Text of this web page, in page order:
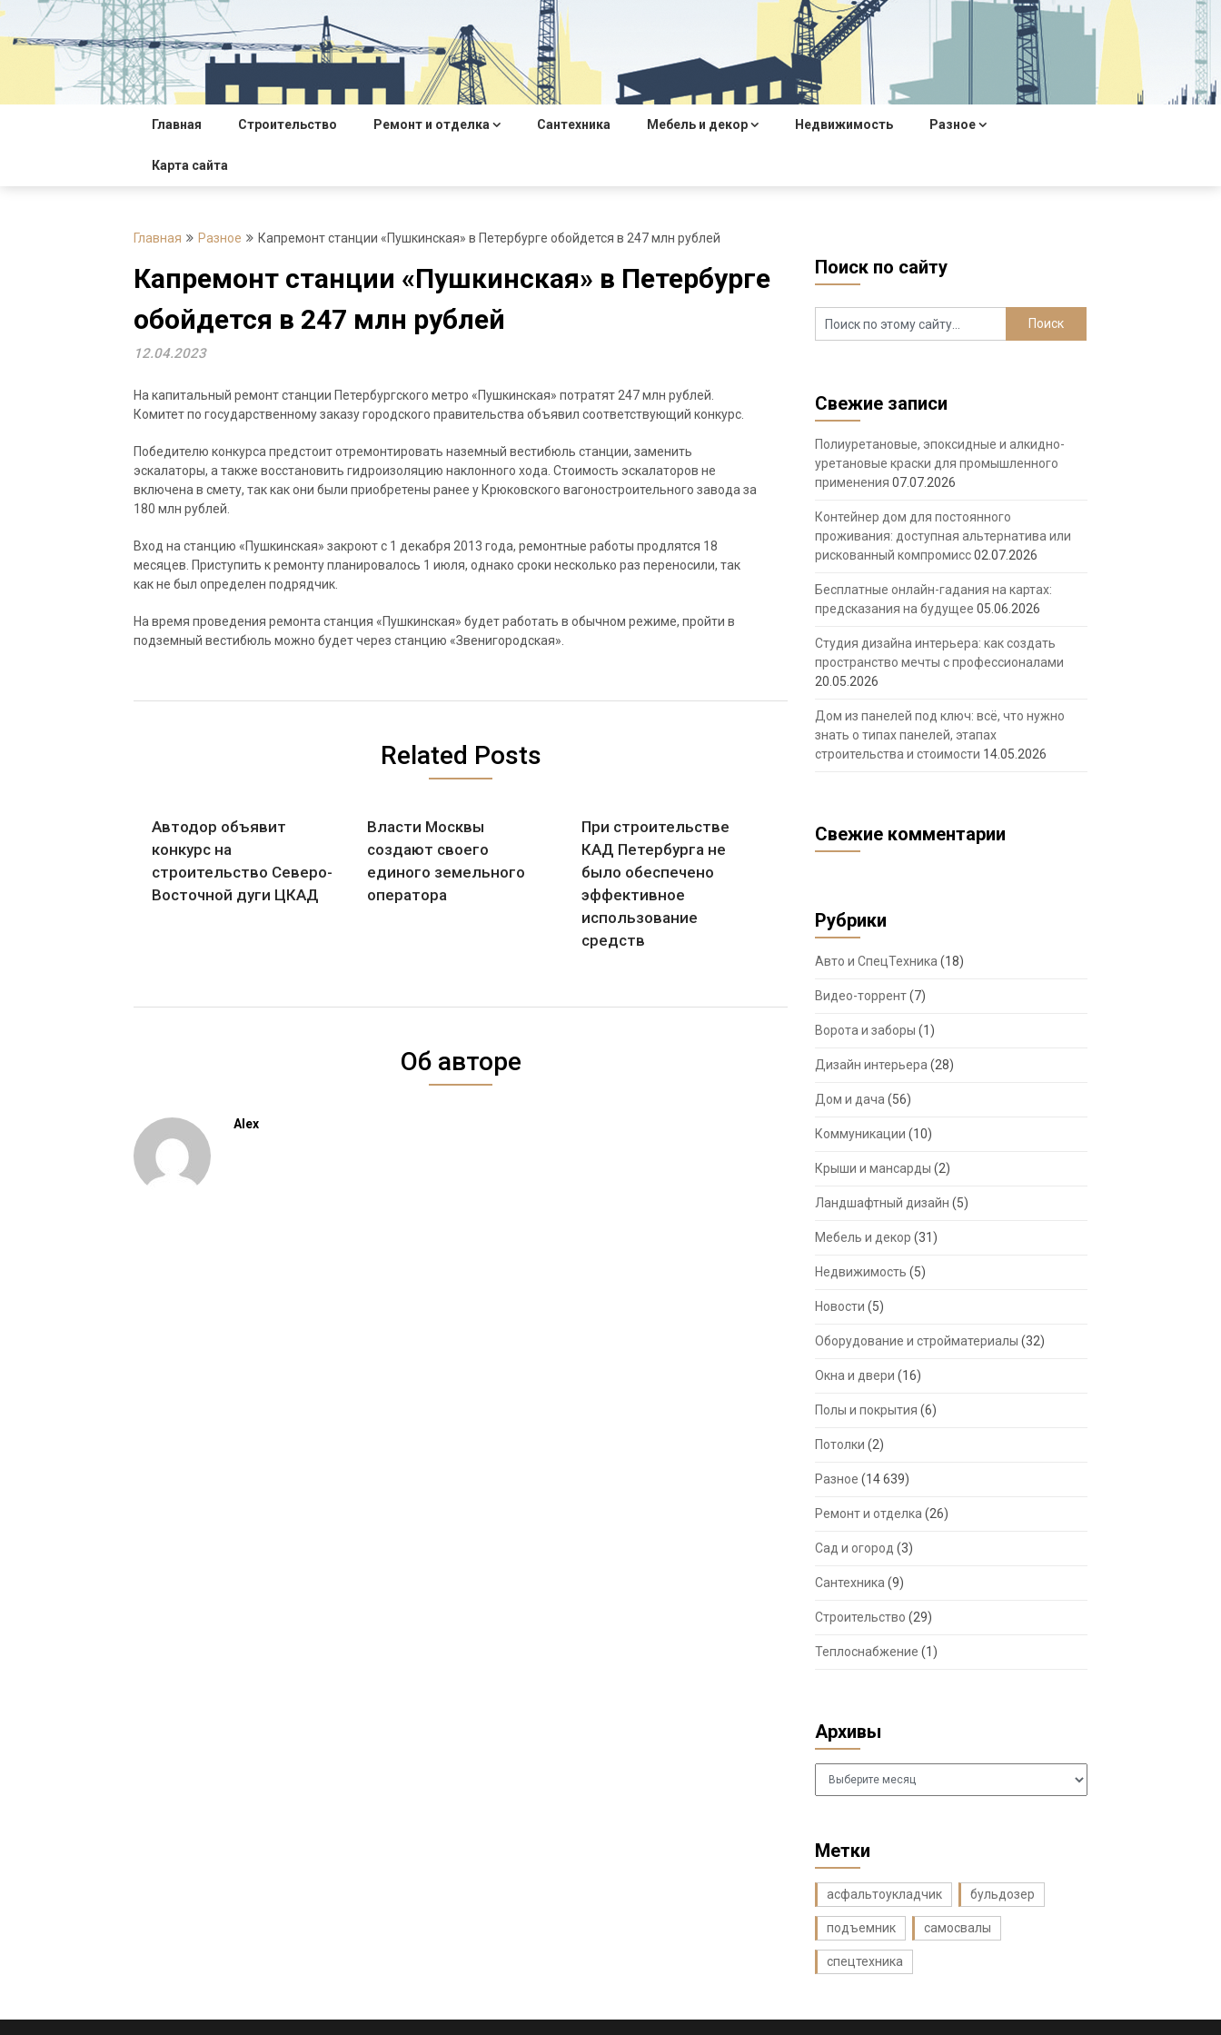
Перейти
содержимому
Главная Строительство Ремонт и отделка Сантехника Мебель и декор Недвижимость Разное
Карта сайта
Главная Разное Капремонт станции «Пушкинская» в Петербурге обойдется в 247 млн рублей
Капремонт станции «Пушкинская» в Петербурге
обойдется в 247 млн рублей
12.04.2023
На капитальный ремонт станции Петербургского метро «Пушкинская» потратят 247 млн рублей.
Комитет по государственному заказу городского правительства объявил соответствующий конкурс.
Победителю конкурса предстоит отремонтировать наземный вестибюль станции, заменить
эскалаторы, а также восстановить гидроизоляцию наклонного хода. Стоимость эскалаторов не
включена в смету, так как они были приобретены ранее у Крюковского вагоностроительного завода за
180 млн рублей.
Вход на станцию «Пушкинская» закроют с 1 декабря 2013 года, ремонтные работы продлятся 18
месяцев. Приступить к ремонту планировалось 1 июля, однако сроки несколько раз переносили, так
как не был определен подрядчик.
На время проведения ремонта станция «Пушкинская» будет работать в обычном режиме, пройти в
подземный вестибюль можно будет через станцию «Звенигородская».
Related Posts
Автодор объявит
конкурс на
строительство Северо-
Восточной дуги ЦКАД
Власти Москвы
создают своего
единого земельного
оператора
При строительстве
КАД Петербурга не
было обеспечено
эффективное
использование
средств
Об авторе
Alex
Поиск по сайту
Свежие записи
Полиуретановые, эпоксидные и алкидно-
уретановые краски для промышленного
применения 07.07.2026
Контейнер дом для постоянного
проживания: доступная альтернатива или
рискованный компромисс02.07.2026
Бесплатные онлайн-гадания на картах:
предсказания на будущее 05.06.2026
Студия дизайна интерьера: как создать
пространство мечты с профессионалами
20.05.2026
Дом из панелей под ключ: всё, что нужно
знать о типах панелей, этапах
строительства и стоимости 14.05.2026
Свежие комментарии
Рубрики
Авто и СпецТехника (18)
Видео-торрент(7)
Ворота и заборы (1)
Дизайн интерьера (28)
Дом и дача (56)
Коммуникации (10)
Крыши и мансарды (2)
Ландшафтный дизайн (5)
Мебель и декор (31)
Недвижимость (5)
Новости (5)
Оборудование и стройматериалы (32)
Окна и двери (16)
Полы и покрытия (6)
Потолки (2)
Разное (14 639)
Ремонт и отделка (26)
Сад и огород (3)
Сантехника (9)
Строительство (29)
Теплоснабжение (1)
Архивы
Архивы
Метки
асфальтоукладчик бульдозер
подъемник самосвалы
спецтехника